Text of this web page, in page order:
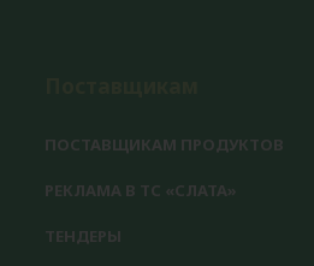
ПОСТАВЩИКАМ ПРОДУКТОВ
РЕКЛАМА В ТС «СЛАТА»
ТЕНДЕРЫ